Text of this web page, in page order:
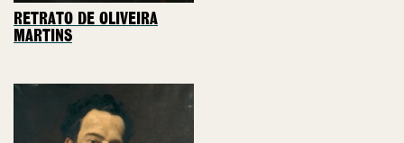
RETRATO DE OLIVEIRA
MARTINS